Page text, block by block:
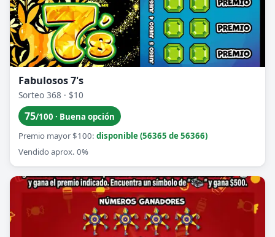
Fabulosos 7's
Sorteo 368 · $10
75/100 · Buena opción
Premio mayor $100: disponible (56365 de 56366)
Vendido aprox. 0%